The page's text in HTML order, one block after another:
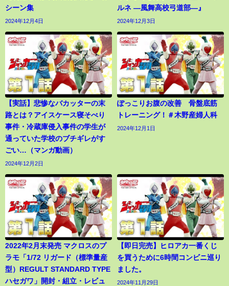
シーン集
2024年12月4日
ルネ ―風舞高校弓道部―』
2024年12月3日
【実話】悲惨なバカッターの末
路とは？アイスケース寝そべり
事件・冷蔵庫侵入事件の学生が
通っていた学校のブチギレがす
ごい…（マンガ動画）
2024年12月2日
ぽっこりお腹の改善 骨盤底筋
トレーニング！＃木野産婦人科
2024年12月1日
2022年2月末発売 マクロスのプ
ラモ「1/72 リガード（標準量産
型）REGULT STANDARD TYPE
ハセガワ」開封・組立・レビュ
【即日完売】ヒロアカ一番くじ
を買うために6時間コンビニ巡り
ました。
2024年11月29日